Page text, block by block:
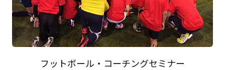
フットボール・コーチングセミナー